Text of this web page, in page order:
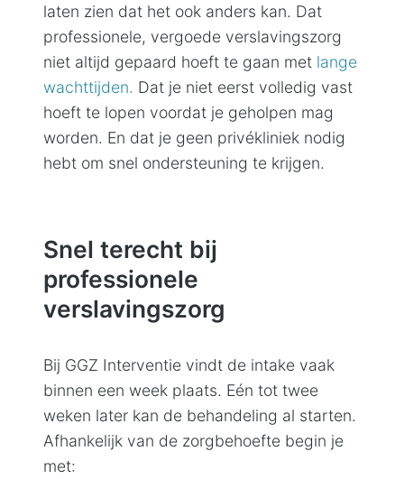
laten zien dat het ook anders kan. Dat
professionele, vergoede verslavingszorg
niet altijd gepaard hoeft te gaan met lange
wachttijden. Dat je niet eerst volledig vast
hoeft te lopen voordat je geholpen mag
worden. En dat je geen privékliniek nodig
hebt om snel ondersteuning te krijgen.
Snel terecht bij
professionele
verslavingszorg
Bij GGZ Interventie vindt de intake vaak
binnen een week plaats. Eén tot twee
weken later kan de behandeling al starten.
Afhankelijk van de zorgbehoefte begin je
met: